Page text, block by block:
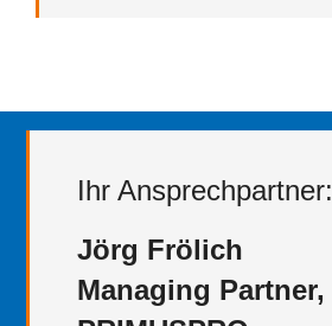
Ihr Ansprechpartner:
Jörg Frölich
Managing Partner,